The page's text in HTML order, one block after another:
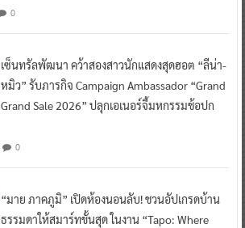
0
เซ็นทรัลพัฒนา คว้าสองสาวนักแสดงสุดฮอต “ลีน่า-
หมิว” รับภารกิจ Campaign Ambassador “Grand
Grand Sale 2026” ปลุกเอเนอร์จี้มหกรรมช้อปก
0
“มาย ภาคภูมิ” เปิดห้องนอนลับ! ชวนอัปเกรดบ้าน
ธรรมดาให้สมาร์ทขั้นสุด ในงาน “Tapo: Where